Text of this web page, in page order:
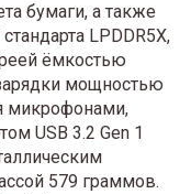
бумаги, а также
LPDDR5X,
ёмкостью
мощностью
микрофонами,
USB 3.2 Gen 1
579 граммов.